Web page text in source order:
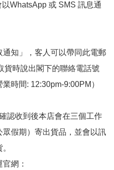
WhatsApp 或 SMS 訊息通
知」，客人可以帶同此電郵
貨時說出閣下的聯絡電話號
時間: 12:30pm-9:00PM）
認收到後本店會在三個工作
假期）寄出貨品，並會以訊
網：